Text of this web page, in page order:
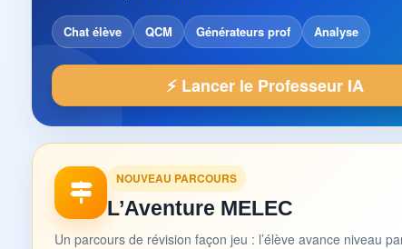
Chat élève QCM Générateurs prof Analyse
⚡ Lancer le Professeur IA
NOUVEAU PARCOURS
L’Aventure MELEC
Un parcours de révision façon jeu : l’élève avance niveau